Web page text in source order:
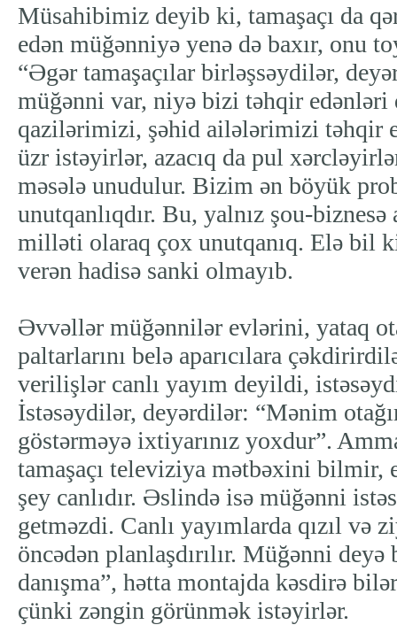
Müsahibimiz deyib ki, tamaşaçı da
edən müğənniyə yenə də baxır, onu
“Əgər tamaşaçılar birləşsəydilər,
müğənni var, niyə bizi təhqir edənləri
qazilərimizi, şəhid ailələrimizi təhqir
üzr istəyirlər, azacıq da pul
məsələ unudulur. Bizim ən böyük
unutqanlıqdır. Bu, yalnız şou-
milləti olaraq çox unutqanıq. Elə bil
verən hadisə sanki olmayıb.
Əvvəllər müğənnilər evlərini, yataq
paltarlarını belə aparıcılara
verilişlər canlı yayım deyildi,
İstəsəydilər, deyərdilər: “Mənim
göstərməyə ixtiyarınız yoxdur”.
tamaşaçı televiziya mətbəxini bilmir,
şey canlıdır. Əslində isə müğənni
getməzdi. Canlı yayımlarda qızıl və
öncədən planlaşdırılır. Müğənni
danışma”, hətta montajda kəsdirə
çünki zəngin görünmək istəyirlər.